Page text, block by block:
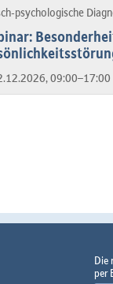
psychologische
Die
per